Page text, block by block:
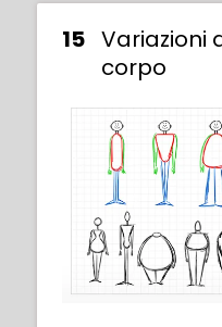
15 Variazioni
corpo